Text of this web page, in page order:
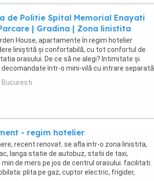
de Politie Spital Memorial Enayati
| Gradina | Zona linistita
House, apartamente în regim hotelier
liniștită și confortabilă, cu tot confortul de
orasului. De ce să ne alegi? Intimitate și
într-o mini-vilă cu intrare separată
Bucuresti
- regim hotelier
recent renovat. se afla intr-o zona linistita,
langa statie de autobuz, statii de taxi,
min de mers pe jos de centrul orasului. facilitati:
plita pe gaz, cuptor electric, frigider,